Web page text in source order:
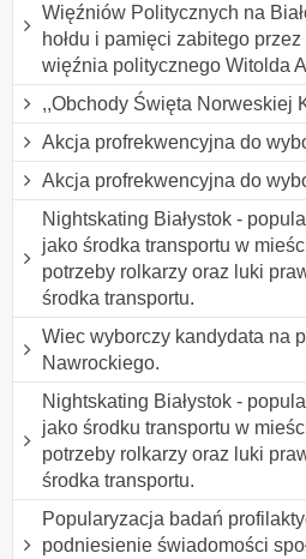
Więźniów Politycznych na
hołdu i pamięci zabitego
więźnia politycznego Witolda
,,Obchody Święta Norweskiej
Akcja profrekwencyjna do
Akcja profrekwencyjna do
Nightskating Białystok -
jako środka transportu w
potrzeby rolkarzy oraz luki
środka transportu.
Wiec wyborczy kandydata na
Nawrockiego.
Nightskating Białystok -
jako środku transportu w
potrzeby rolkarzy oraz luki
środka transportu.
Popularyzacja badań
podniesienie świadomości